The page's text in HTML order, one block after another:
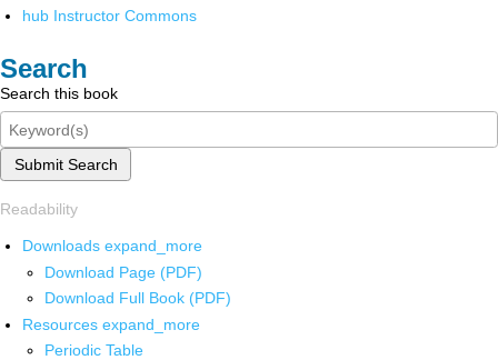
hub Instructor Commons
Search
Search this book
Submit Search
Readability
Downloads expand_more
Download Page (PDF)
Download Full Book (PDF)
Resources expand_more
Periodic Table